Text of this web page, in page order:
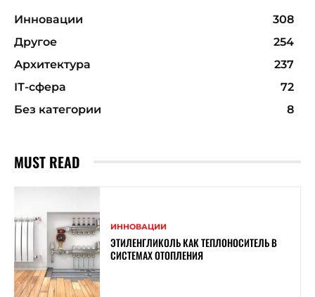
Инновации
308
Другое
254
Архитектура
237
ІТ-сфера
72
Без категории
8
MUST READ
ИННОВАЦИИ
ЭТИЛЕНГЛИКОЛЬ КАК ТЕПЛОНОСИТЕЛЬ В
СИСТЕМАХ ОТОПЛЕНИЯ